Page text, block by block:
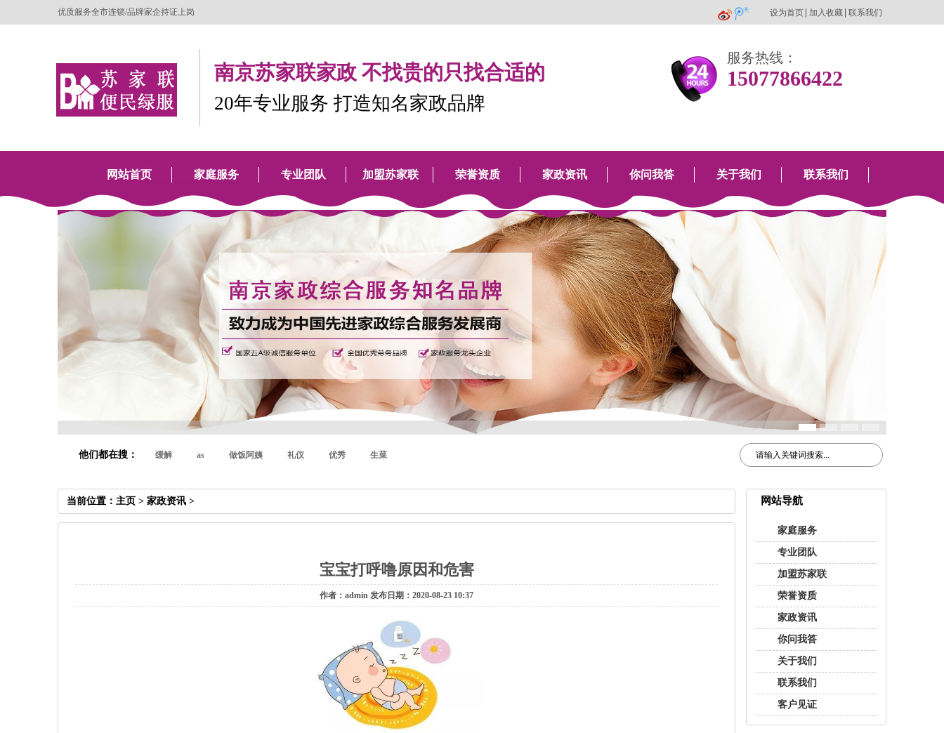
优质服务全市连锁/品牌家企持证上岗 设为首页 加入收藏 联系我们
南京苏家联家政 不找贵的只找合适的
20年专业服务 打造知名家政品牌
服务热线：
15077866422
网站首页 家庭服务 专业团队 加盟苏家联 荣誉资质 家政资讯 你问我答 关于我们 联系我们
他们都在搜： 缓解 as 做饭阿姨 礼仪 优秀 生菜
网站导航
家庭服务
专业团队
加盟苏家联
荣誉资质
家政资讯
你问我答
关于我们
联系我们
客户见证
当前位置： 主页 > 家政资讯 >
宝宝打呼噜原因和危害
作者：admin 发布日期：2020-08-23 10:37